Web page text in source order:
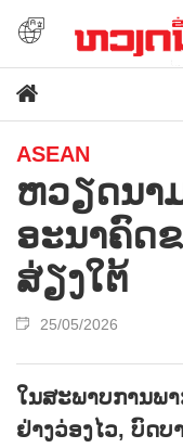
ASEAN
ຫວຽດນາ
ອະນາຄົດ
ສ່ຽງໃຕ້
25/05/2026
ໃນສະພາບການພ
ຢ່າງວ່ອງໄວ, ບົດ